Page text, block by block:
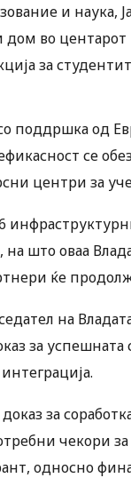
и наука,
во центарот
за
поддршка од
се
центри за
што оваа
ќе
на
за
за
чекори за
односно